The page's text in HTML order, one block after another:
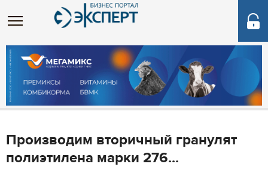
Производим вторичный гранулят
полиэтилена марки 276...